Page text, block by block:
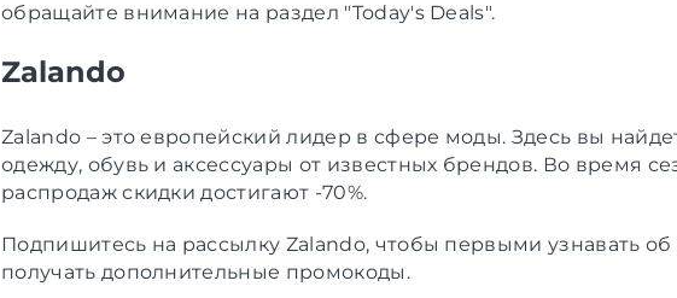
обращайте внимание на раздел "Today's Deals".
Zalando
Zalando – это европейский лидер в сфере моды. Здесь вы
одежду, обувь и аксессуары от известных брендов. Во время
распродаж скидки достигают -70%.
Подпишитесь на рассылку Zalando, чтобы первыми узнавать об
получать дополнительные промокоды.